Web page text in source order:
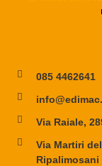
085 4462641
Via Raiale,
Via Martiri
Ripalimosani